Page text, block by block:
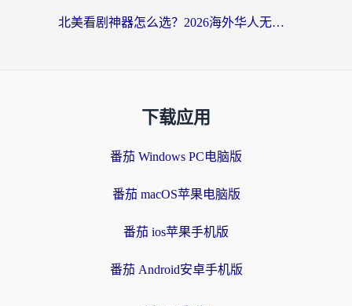
北美看剧神器怎么选？2026海外华人无缝访问国内资源全攻略
下载应用
番茄 Windows PC电脑版
番茄 macOS苹果电脑版
番茄 ios苹果手机版
番茄 Android安卓手机版